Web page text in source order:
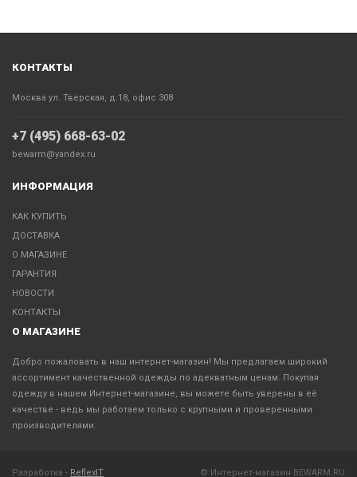
КОНТАКТЫ
Москва ул. Тверская, д.18, офис 308
+7 (495) 668-63-02
bewarm@yandex.ru
ИНФОРМАЦИЯ
КАК КУПИТЬ
ДОСТАВКА
О МАГАЗИНЕ
ГАРАНТИЯ
НОВОСТИ
КОНТАКТЫ
О МАГАЗИНЕ
Добро пожаловать в наш интернет-магазин! Мы предлагаем широкий
ассортимент качественной одежды по адекватным ценам. Покупая
одежду в нашем Интернет-магазине, вы можете быть уверены в её
качестве - ведь мы работаем только с крупными и проверенными
производителями.
Разработка - ReflexIT © Интернет-магазин BEWARM.RU